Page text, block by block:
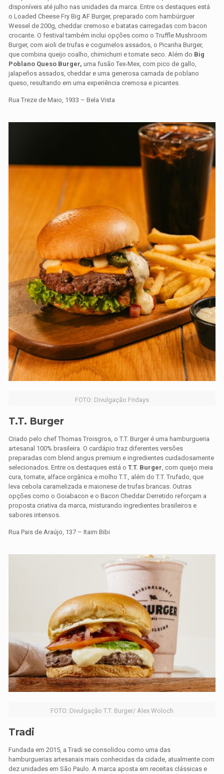
disponíveis até julho nas unidades da marca. Entre os destaques está
o Loaded Cheese Fry Big AF Burger, preparado com hambúrguer
Wessel de 200g, cheddar cremoso e batatas carregadas com bacon
crocante. O festival também inclui opções como o Truffle Mushroom
Burger, com aioli de trufas e cogumelos assados, o Picanha Burger,
que combina queijo coalho, chimichurri e tomate seco. Além do Big
Poblano Queso Burger, uma fusão Tex-Mex, com pico de gallo,
jalapeños assados, cheddar e uma generosa camada de poblano
queso, resultando em uma experiência cremosa e picantes.
Rua Treze de Maio, 1933 – Bela Vista
FOTO: Divulgação Fridays
T.T. Burger
Criado pelo chef Thomas Troisgros, o T.T. Burger é uma hamburgueria
artesanal 100% brasileira. O cardápio traz diferentes versões
preparadas com blend angus premium e ingredientes cuidadosamente
selecionados. Entre os destaques está oT.T. Burger, com queijo meia
cura, tomate, alface orgânica e molho T.T., além do T.T. Trufado, que
leva cebola caramelizada e maionese de trufas brancas. Outras
opções como o Goiabacon e o Bacon Cheddar Derretido reforçam a
proposta criativa da marca, misturando ingredientes brasileiros e
sabores intensos.
Rua Pais de Araújo, 137 – Itaim Bibi
FOTO: Divulgação T.T. Burger/ Alex Woloch
Tradi
Fundada em 2015, a Tradi se consolidou como uma das
hamburguerias artesanais mais conhecidas da cidade, atualmente com
dez unidades em São Paulo. A marca aposta em receitas clássicas e